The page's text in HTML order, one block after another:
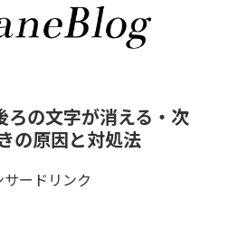
ろの文字が消える・次
の原因と対処法
サードリンク